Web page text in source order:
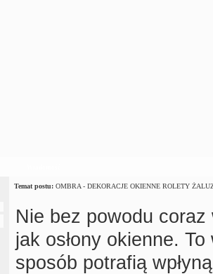
Temat postu: OMBRA - DEKORACJE OKIENNE ROLETY
Nie bez powodu
jak osłony okienne.
sposób potrafią